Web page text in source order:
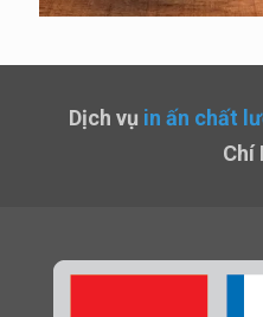
Dịch vụ in ấn chất
Chí